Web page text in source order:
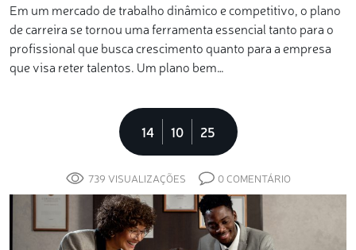
Em um mercado de trabalho dinâmico e competitivo, o plano
de carreira se tornou uma ferramenta essencial tanto para o
profissional que busca crescimento quanto para a empresa
que visa reter talentos. Um plano bem…
14 10 25
739 VISUALIZAÇÕES 0 COMENTÁRIO